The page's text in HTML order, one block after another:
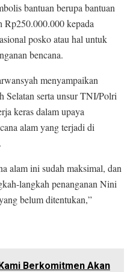
bantuan berupa bantuan
Rp250.000.000 kepada
posko atau hal untuk
bencana.
menyampaikan
Selatan serta unsur TNI/Polri
keras dalam upaya
alam yang terjadi di
alam ini sudah maksimal, dan
langkah penanganan Nini
belum ditentukan,”
Berkomitmen Akan